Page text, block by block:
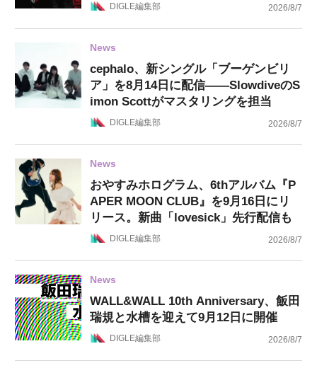
DIGLE編集部 2026/8/7
News
cephalo、新シングル「ブーゲンビリ
ア」を8月14日に配信——SlowdiveのS
imon Scottがマスタリングを担当
DIGLE編集部 2026/8/7
News
おやすみホログラム、6thアルバム『P
APER MOON CLUB』を9月16日にリ
リース。新曲「lovesick」先行配信も
DIGLE編集部 2026/8/7
News
WALL&WALL 10th Anniversary、飯田
瑞規と水槽を迎えて9月12日に開催
DIGLE編集部 2026/8/7